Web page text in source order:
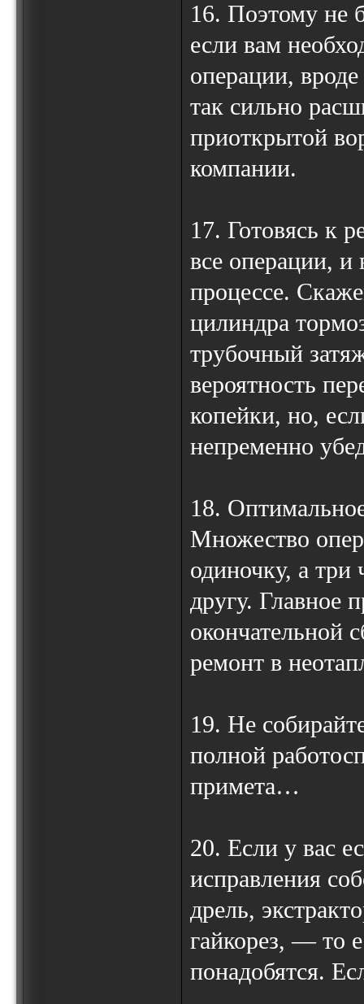
16. Поэтому не
если вам
операции,
так сильно
приоткрытой
компании.
17. Готовясь к
все операции, и
процессе.
цилиндра
трубочный
вероятность
копейки, но,
непременно
18.
Множество
одиночку, а три
другу. Главное
окончательной
ремонт в
19. Не
полной
примета…
20. Если у вас
исправления
дрель,
гайкорез, — то
понадобятся.